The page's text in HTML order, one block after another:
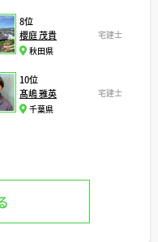
8位
櫻庭 茂貴
宅建士
秋田県
10位
髙嶋 雅英
宅建士
千葉県